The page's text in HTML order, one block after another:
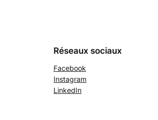
Réseaux sociaux
Facebook
Instagram
LinkedIn